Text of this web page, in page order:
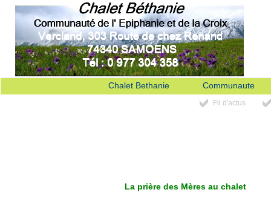
Chalet Bethanie Communaute
Fil d'actus
La prière des Mères au chalet